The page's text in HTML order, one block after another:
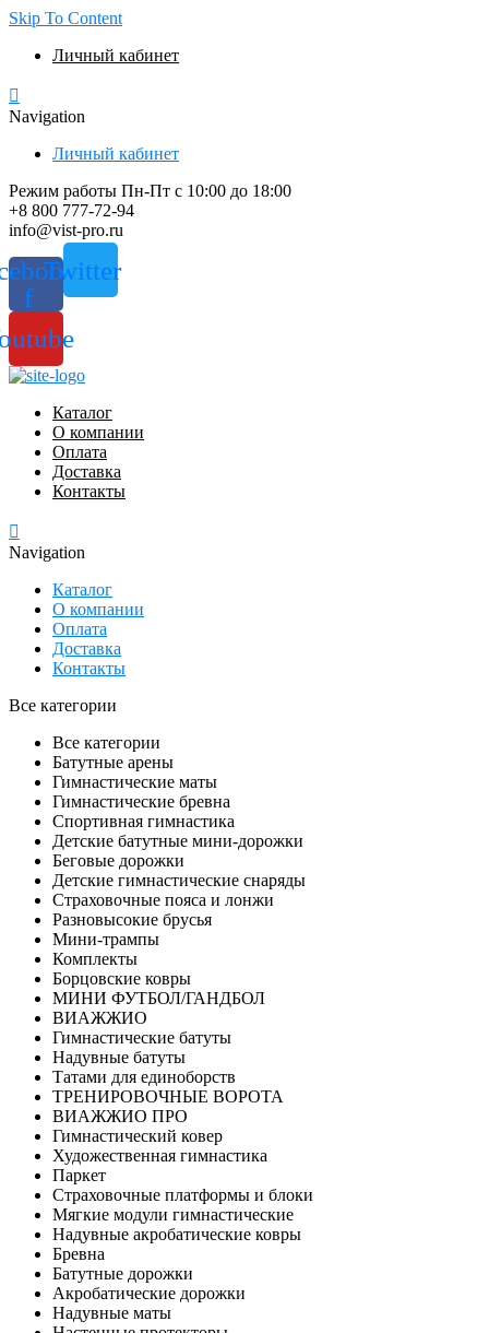
Skip To Content
Личный кабинет
Navigation
Личный кабинет
Режим работы Пн-Пт с 10:00 до 18:00
+8 800 777-72-94
info@vist-pro.ru
f
Twitter
Каталог
О компании
Оплата
Доставка
Контакты
Navigation
Каталог
О компании
Оплата
Доставка
Контакты
Все категории
Все категории
Батутные арены
Гимнастические маты
Гимнастические бревна
Спортивная гимнастика
Детские батутные мини-дорожки
Беговые дорожки
Детские гимнастические снаряды
Страховочные пояса и лонжи
Разновысокие брусья
Мини-трампы
Комплекты
Борцовские ковры
МИНИ ФУТБОЛ/ГАНДБОЛ
ВИАЖЖИО
Гимнастические батуты
Надувные батуты
Татами для единоборств
ТРЕНИРОВОЧНЫЕ ВОРОТА
ВИАЖЖИО ПРО
Гимнастический ковер
Художественная гимнастика
Паркет
Страховочные платформы и блоки
Мягкие модули гимнастические
Надувные акробатические ковры
Бревна
Батутные дорожки
Акробатические дорожки
Надувные маты